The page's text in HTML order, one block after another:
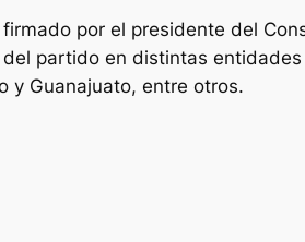
por el presidente del
del partido en distintas
y Guanajuato, entre otros.